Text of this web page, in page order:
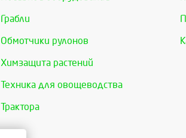
Грабли
Обмотчики рулонов
Химзащита растений
Техника для овощеводства
Трактора